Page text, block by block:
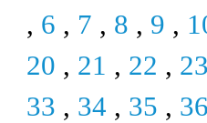
, 6 , 7 , 8 , 9 ,
20 , 21 , 22 ,
33 , 34 , 35 ,